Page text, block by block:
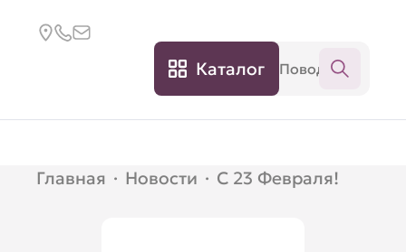
Каталог
Главная · Новости · С 23 Февраля!